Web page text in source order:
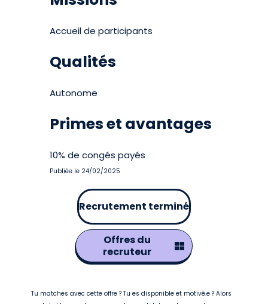
Accueil de participants
Qualités
Autonome
Primes et avantages
10% de congés payés
Publiée le 24/02/2025
Recrutement terminé
Offres du
recruteur
Tu matches avec cette offre ? Tu es disponible et motivé.e ? Alors